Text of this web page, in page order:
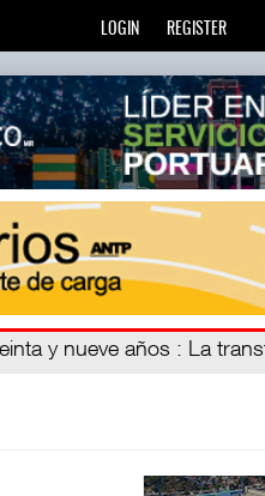
LOGIN REGISTER
ambien
y nueve años : La